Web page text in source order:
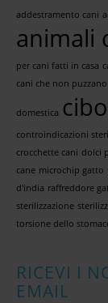
addestramento cani
animali
per cani fatti in casa
cani che non puzzano
domestica
controindicazioni
crocchette cani dolci
cane microchip gatto
d'india raffreddore
sterilizzazione
torsione dello
RICEVI I
EMAIL